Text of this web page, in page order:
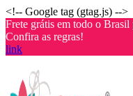
<!-- Google tag (gtag.js) -->
Frete grátis em todo o
Confira as regras!
link